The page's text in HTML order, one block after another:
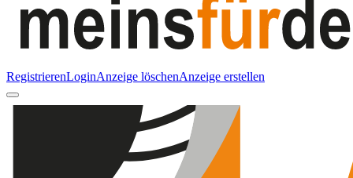
RegistrierenLoginAnzeige löschenAnzeige erstellen